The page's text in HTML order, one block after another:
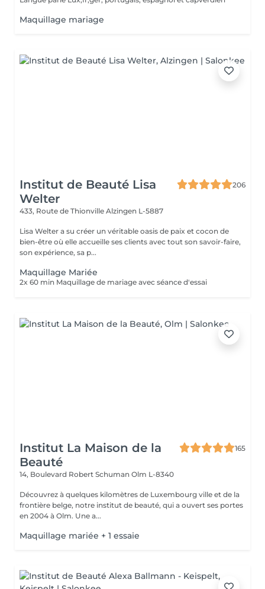
Maquillage mariage
Institut de Beauté Lisa
Welter
206
433, Route de Thionville Alzingen L-5887
Lisa Welter a su créer un véritable oasis de paix et cocon de
bien-être où elle accueille ses clients avec tout son savoir-faire,
son expérience, sa p...
Maquillage Mariée
2x 60 min Maquillage de mariage avec séance d'essai
Institut La Maison de la
Beauté
165
14, Boulevard Robert Schuman Olm L-8340
Découvrez à quelques kilomètres de Luxembourg ville et de la
frontière belge, notre institut de beauté, qui a ouvert ses portes
en 2004 à Olm. Une a...
Maquillage mariée + 1 essaie